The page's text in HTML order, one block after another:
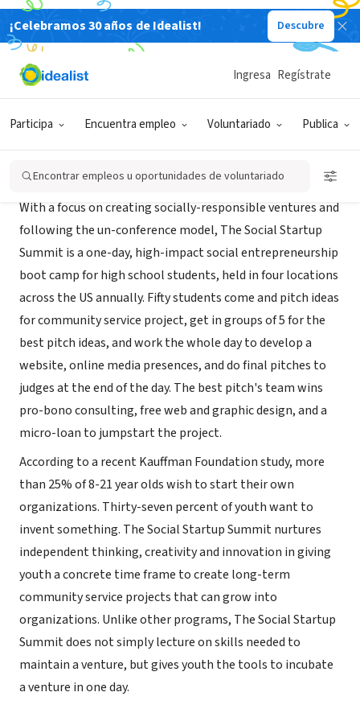
¡Celebramos 30 años de Idealist! Descubre
Participa Encuentra empleo Voluntariado Publica
Ingresa Regístrate
Encontrar empleos u oportunidades de voluntariado
ORGANIZACIÓN SIN FIN DE LUCRO
Social Startup Summit
With a focus on creating socially-responsible ventures and
following the un-conference model, The Social Startup
Summit is a one-day, high-impact social entrepreneurship
boot camp for high school students, held in four locations
across the US annually. Fifty students come and pitch ideas
for community service project, get in groups of 5 for the
best pitch ideas, and work the whole day to develop a
website, online media presences, and do final pitches to
judges at the end of the day. The best pitch's team wins
pro-bono consulting, free web and graphic design, and a
micro-loan to jumpstart the project.
According to a recent Kauffman Foundation study, more
than 25% of 8-21 year olds wish to start their own
organizations. Thirty-seven percent of youth want to
invent something. The Social Startup Summit nurtures
independent thinking, creativity and innovation in giving
youth a concrete time frame to create long-term
community service projects that can grow into
organizations. Unlike other programs, The Social Startup
Summit does not simply lecture on skills needed to
maintain a venture, but gives youth the tools to incubate
a venture in one day.